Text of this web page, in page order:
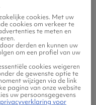
kleurrijke wijken
monumentale
langs het
je uit op de
cookies. Met uw
cookies om verkeer te
te meten en
derden en kunnen uw
om een profiel van uw
cookies weigeren
de gewenste optie te
wijzigen via de link
pagina van onze website
uw persoonsgegevens
privacyverklaring voor